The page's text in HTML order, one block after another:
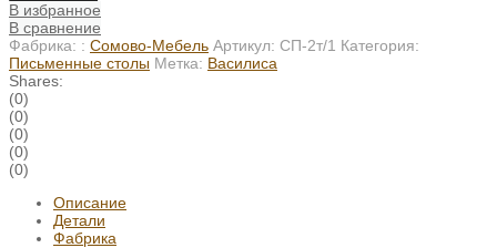
В избранное
В сравнение
Фабрика: : Сомово-Мебель Артикул: СП-2т/1 Категория:
Письменные столы Метка: Василиса
Shares:
(0)
(0)
(0)
(0)
(0)
Описание
Детали
Фабрика